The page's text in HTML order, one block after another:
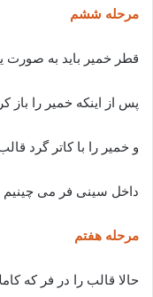
مرحله ششم
قطر خمیر باید به صورت
پس از اینکه خمیر را باز
و خمیر را با کاتر گرد
داخل سینی فر می
مرحله هفتم
حالا قالب را در فر که